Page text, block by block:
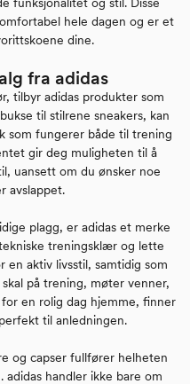
hele dagen og er et
dine.
fra adidas
tilbyr adidas produkter som
til stilrene sneakers, kan
som fungerer både til trening
gir deg muligheten til å
uansett om du ønsker noe
avslappet.
plagg, er adidas et merke
treningsklær og lette
en aktiv livsstil, samtidig som
på trening, møter venner,
en rolig dag hjemme, finner
til anledningen.
og capser fullfører helheten
handler ikke bare om